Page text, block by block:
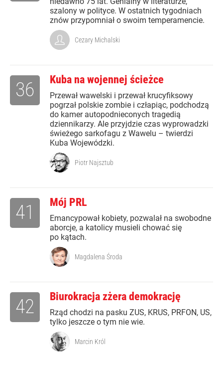
szalony w polityce. W ostatnich tygodniach
znów przypomniał o swoim temperamencie.
Cezary Michalski
Kuba na wojennej ścieżce
Przewał wawelski i przewał krucyfiksowy
pogrzał polskie zombie i człapiąc, podchodzą
do kamer autopodnieconych tragedią
dziennikarzy. Ale przyjdzie czas wyprowadzki
świeżego sarkofagu z Wawelu – twierdzi
Kuba Wojewódzki.
36
Piotr Najsztub
Mój PRL
Emancypował kobiety, pozwalał na swobodne
aborcje, a katolicy musieli chować się
po kątach.
41
Magdalena Środa
Biurokracja zżera demokrację
Rząd chodzi na pasku ZUS, KRUS, PRFON, US,
tylko jeszcze o tym nie wie.
42
Marcin Król